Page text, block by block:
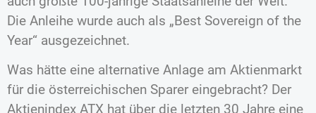
Die Anleihe wurde auch als „Best Sovereign of the
Year“ ausgezeichnet.
Was hätte eine alternative Anlage am Aktienmarkt
für die österreichischen Sparer eingebracht? Der
Aktienindex ATX hat über die letzten 30 Jahre eine